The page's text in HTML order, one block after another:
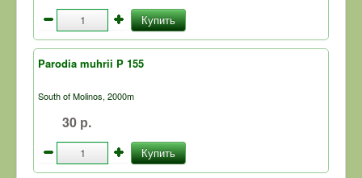
Купить
Parodia muhrii P 155
South of Molinos, 2000m
30 р.
Купить